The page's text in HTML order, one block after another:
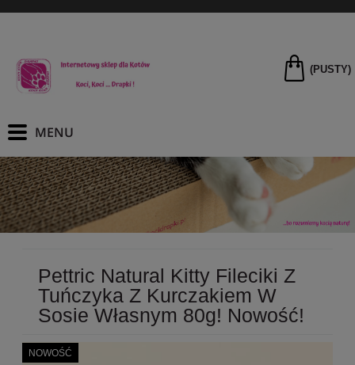
(PUSTY)
Pettric Natural Kitty Fileciki Z
Tuńczyka Z Kurczakiem W
Sosie Własnym 80g! Nowość!
NOWOŚĆ